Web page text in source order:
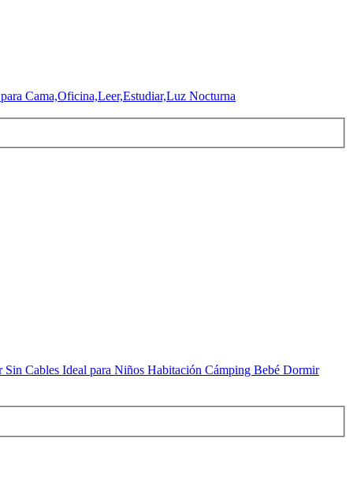
Cama,Oficina,Leer,Estudiar,Luz Nocturna
Cables Ideal para Niños Habitación Cámping Bebé Dormir